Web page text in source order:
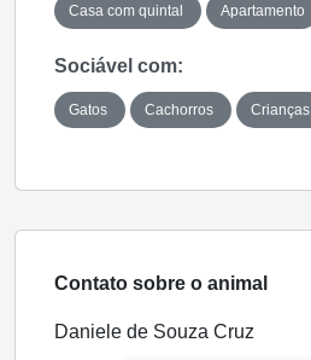
Casa com quintal Apartamento
Sociável com:
Gatos Cachorros Crianças
Contato sobre o animal
Daniele de Souza Cruz